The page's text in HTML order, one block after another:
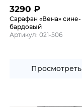
3290 ₽
Сарафан «Вена» сине-
бардовый
Артикул: 021-506
Просмотреть